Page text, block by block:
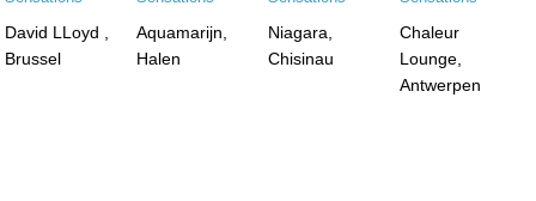
David LLoyd ,
Brussel
Aquamarijn,
Halen
Niagara,
Chisinau
Chaleur
Lounge,
Antwerpen